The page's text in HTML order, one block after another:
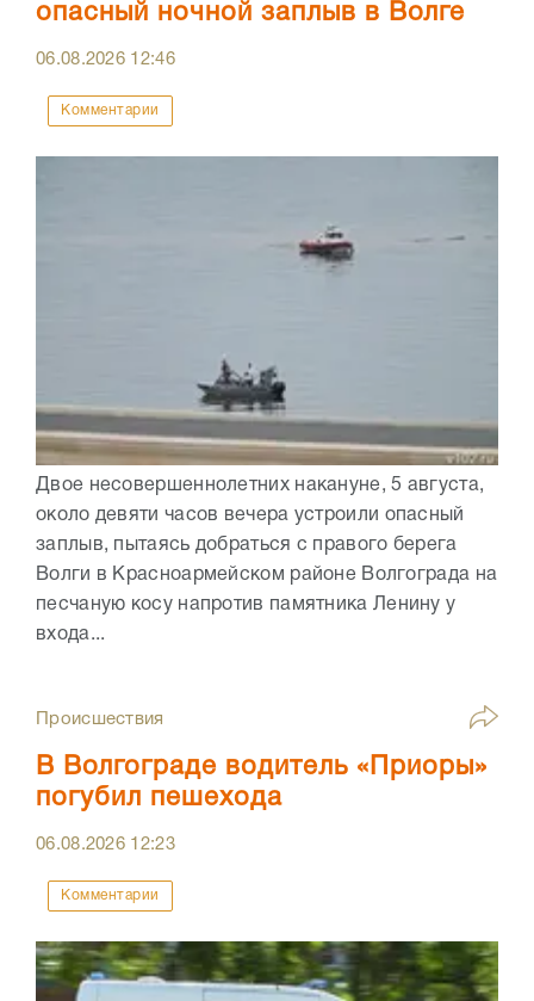
опасный ночной заплыв в Волге
06.08.2026 12:46
Комментарии
Двое несовершеннолетних накануне, 5 августа,
около девяти часов вечера устроили опасный
заплыв, пытаясь добраться с правого берега
Волги в Красноармейском районе Волгограда на
песчаную косу напротив памятника Ленину у
входа...
Происшествия
В Волгограде водитель «Приоры»
погубил пешехода
06.08.2026 12:23
Комментарии